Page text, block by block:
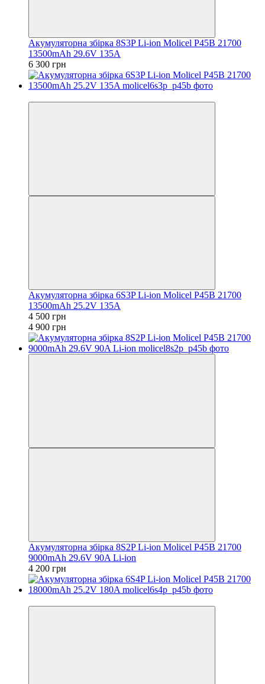
Акумуляторна збірка 8S3P Li-ion Molicel P45B 21700
13500mAh 29.6V 135A
6 300 грн
Акумуляторна збірка 6S3P Li-ion Molicel P45B 21700
13500mAh 25.2V 135A
4 500 грн
4 900 грн
Акумуляторна збірка 8S2P Li-ion Molicel P45B 21700
9000mAh 29.6V 90A Li-ion
4 200 грн